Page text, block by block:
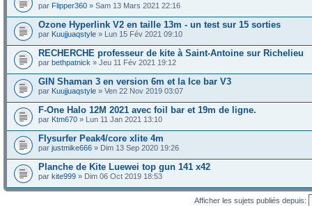
par Flipper360 » Sam 13 Mars 2021 22:16
Ozone Hyperlink V2 en taille 13m - un test sur 15 sorties
par Kuujjuaqstyle » Lun 15 Fév 2021 09:10
RECHERCHE professeur de kite à Saint-Antoine sur Richelieu
par bethpatnick » Jeu 11 Fév 2021 19:12
GIN Shaman 3 en version 6m et la Ice bar V3
par Kuujjuaqstyle » Ven 22 Nov 2019 03:07
F-One Halo 12M 2021 avec foil bar et 19m de ligne.
par Ktm670 » Lun 11 Jan 2021 13:10
Flysurfer Peak4/core xlite 4m
par justmike666 » Dim 13 Sep 2020 19:26
Planche de Kite Luewei top gun 141 x42
par kite999 » Dim 06 Oct 2019 18:53
Afficher les sujets publiés depuis: